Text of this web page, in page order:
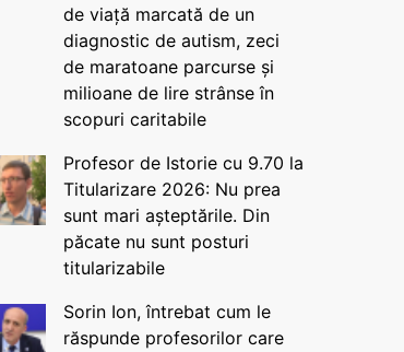
de viață marcată de un
diagnostic de autism, zeci
de maratoane parcurse și
milioane de lire strânse în
scopuri caritabile
Profesor de Istorie cu 9.70 la
Titularizare 2026: Nu prea
sunt mari așteptările. Din
păcate nu sunt posturi
titularizabile
Sorin Ion, întrebat cum le
răspunde profesorilor care